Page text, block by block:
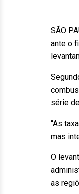
SÃO
ante o
série
“As
mas
O
as